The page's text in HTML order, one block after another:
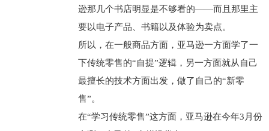
逊那几个书店明显是不够看的——而且那里主
要以电子产品、书籍以及体验为卖点。
所以，在一般商品方面，亚马逊一方面学了一
下传统零售的“自提”逻辑，另一方面就从自己
最擅长的技术方面出发，做了自己的“新零
售”。
在“学习传统零售”这方面，亚马逊在今年3月份